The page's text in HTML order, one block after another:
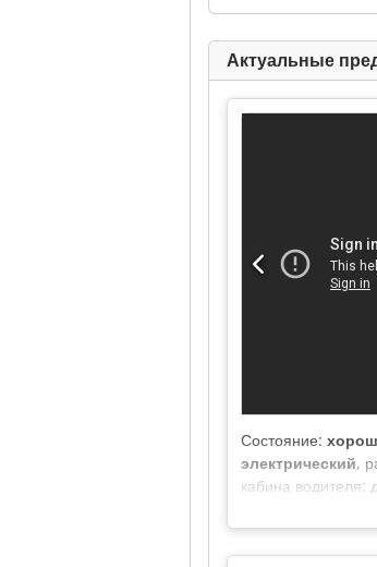
Актуальные
Состояние:
электрический,
кабина водителя:
1 310 мм, Год
подогрев